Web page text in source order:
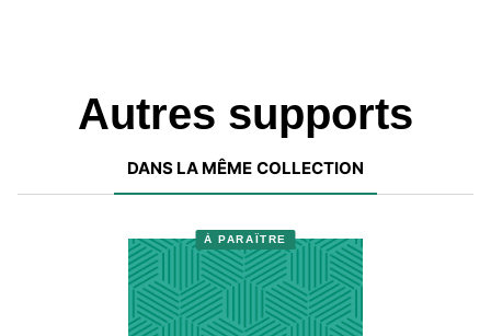
Autres supports
DANS LA MÊME COLLECTION
À PARAÎTRE